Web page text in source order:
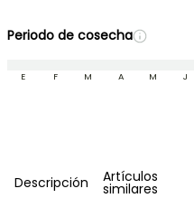
Periodo de cosecha
E F M A M J
Descripción Artículos
similares